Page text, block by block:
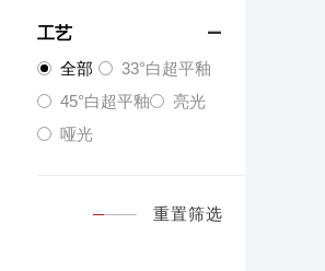
工艺 
全部
33°白超平釉
45°白超平釉
亮光
哑光
重置筛选